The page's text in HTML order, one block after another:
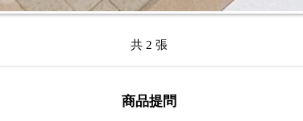
共 2 張
商品提問